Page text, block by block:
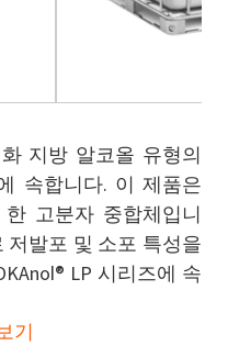
화 지방 알코올 유형의
속합니다. 이 제품은
고분자 중합체입니
저발포 및 소포 특성을
LP 시리즈에 속
기